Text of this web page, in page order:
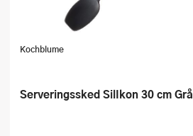
Kochblume
Serveringssked SilIkon 30 cm Grå